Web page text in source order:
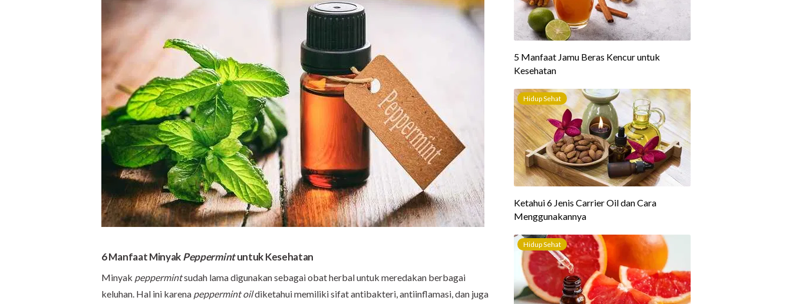
6 Manfaat MinyakPeppermintuntuk Kesehatan
Minyak peppermintsudah lama digunakan sebagai obat herbal untuk meredakan berbagai
keluhan. Hal ini karena peppermint oildiketahui memiliki sifat antibakteri, antiinflamasi, dan juga